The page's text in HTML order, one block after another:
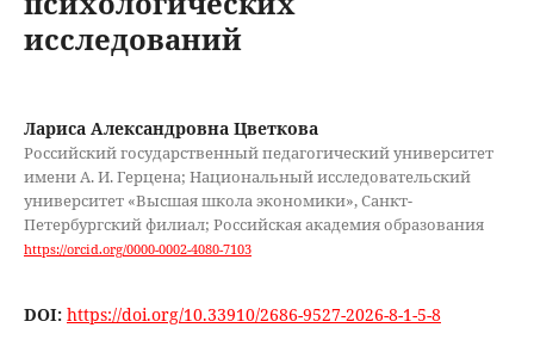
исследований
Лариса Александровна Цветкова
Российский государственный педагогический университет
имени А. И. Герцена; Национальный исследовательский
университет «Высшая школа экономики», Санкт-
Петербургский филиал; Российская академия образования
https://orcid.org/0000-0002-4080-7103
DOI: https://doi.org/10.33910/2686-9527-2026-8-1-5-8